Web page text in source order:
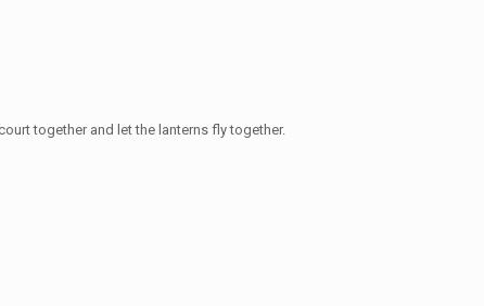
together and let the lanterns fly together.